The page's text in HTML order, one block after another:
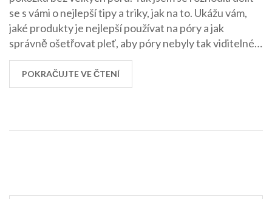
se s vámi o nejlepší tipy a triky, jak na to. Ukážu vám,
jaké produkty je nejlepší používat na póry a jak
správně ošetřovat pleť, aby póry nebyly tak viditelné.
Přidejte se ke mně a pojdme do toho společně!
POKRAČUJTE VE ČTENÍ